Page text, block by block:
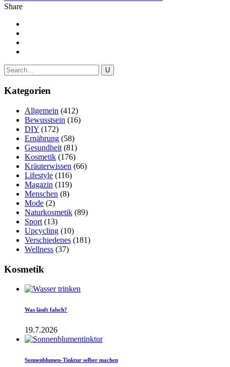
Share
Kategorien
Allgemein (412)
Bewusstsein (16)
DIY (172)
Ernährung (58)
Gesundheit (81)
Kosmetik (176)
Kräuterwissen (66)
Lifestyle (116)
Magazin (119)
Menschen (8)
Mode (2)
Naturkosmetik (89)
Sport (13)
Upcycling (10)
Verschiedenes (181)
Wellness (37)
Kosmetik
Was läuft falsch?
19.7.2026
Sonnenblumen-Tinktur selber machen